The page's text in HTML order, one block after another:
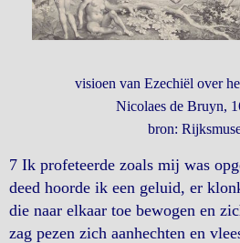
visioen van Ezechiël over
Nicolaes de Bruyn,
bron:
7 Ik profeteerde zoals mij was
deed hoorde ik een geluid, er
die naar elkaar toe bewogen en
zag pezen zich aanhechten en